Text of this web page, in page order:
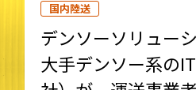
国内陸送
デンソーソリュー
大手デンソー系の